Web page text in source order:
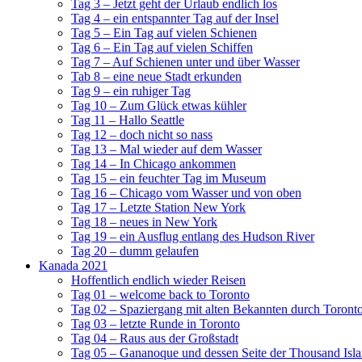
Tag 3 – Jetzt geht der Urlaub endlich los
Tag 4 – ein entspannter Tag auf der Insel
Tag 5 – Ein Tag auf vielen Schienen
Tag 6 – Ein Tag auf vielen Schiffen
Tag 7 – Auf Schienen unter und über Wasser
Tab 8 – eine neue Stadt erkunden
Tag 9 – ein ruhiger Tag
Tag 10 – Zum Glück etwas kühler
Tag 11 – Hallo Seattle
Tag 12 – doch nicht so nass
Tag 13 – Mal wieder auf dem Wasser
Tag 14 – In Chicago ankommen
Tag 15 – ein feuchter Tag im Museum
Tag 16 – Chicago vom Wasser und von oben
Tag 17 – Letzte Station New York
Tag 18 – neues in New York
Tag 19 – ein Ausflug entlang des Hudson River
Tag 20 – dumm gelaufen
Kanada 2021
Hoffentlich endlich wieder Reisen
Tag 01 – welcome back to Toronto
Tag 02 – Spaziergang mit alten Bekannten durch
Tag 03 – letzte Runde in Toronto
Tag 04 – Raus aus der Großstadt
Tag 05 – Gananoque und dessen Seite der Thousand